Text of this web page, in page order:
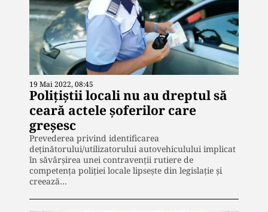
19 Mai 2022, 08:45
Polițiștii locali nu au dreptul să
ceară actele șoferilor care
greșesc
Prevederea privind identificarea
deţinătorului/utilizatorului autovehiculului implicat
în săvârşirea unei contravenţii rutiere de
competenţa poliţiei locale lipseşte din legislaţie şi
creează…